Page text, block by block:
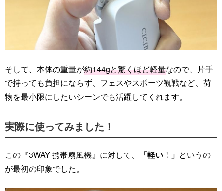
そして、本体の重量が約144gと驚くほど軽量なので、片手
で持っても負担にならず、フェスやスポーツ観戦など、荷
物を最小限にしたいシーンでも活躍してくれます。
実際に使ってみました！
この『3WAY 携帯扇風機』に対して、 「軽い！」 というの
が最初の印象でした。